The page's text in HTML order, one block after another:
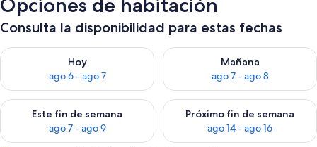
Opciones de habitación
Consulta la disponibilidad para estas fechas
Hoy
ago 6 - ago 7
Consulta la disponibilidad para hoy ago 6 - ago 7
Mañana
ago 7 - ago 8
Consulta la disponibilidad
Este fin de semana
ago 7 - ago 9
Consulta la disponibilidad para este fin de semana ago 7 -
Próximo fin de semana
ago 14 - ago 16
Consulta la disponibilidad